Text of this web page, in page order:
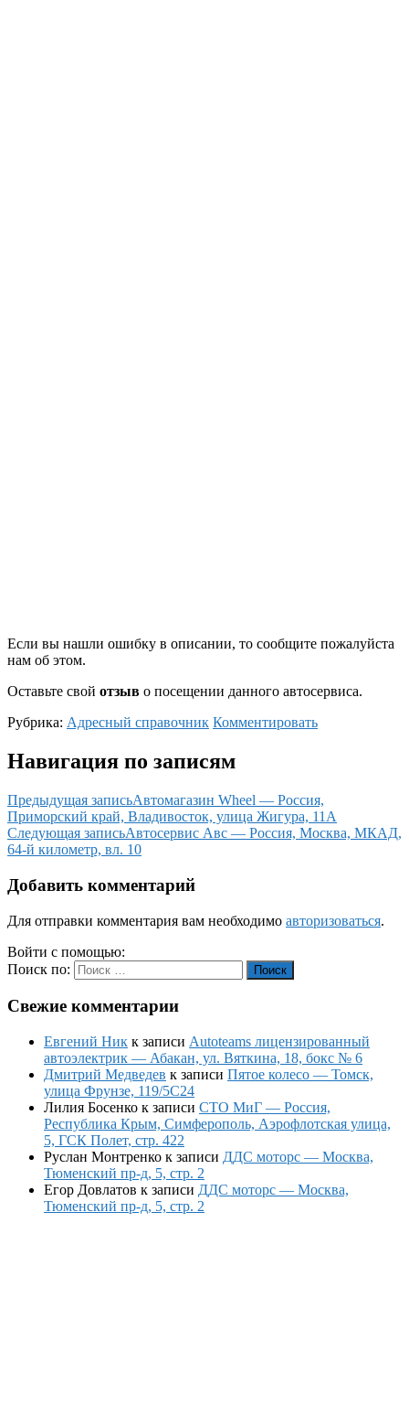
Если вы нашли ошибку в описании, то сообщите пожалуйста
нам об этом.
Оставьте свой отзыв о посещении данного автосервиса.
Рубрика: Адресный справочник Комментировать
Навигация по записям
Предыдущая записьАвтомагазин Wheel — Россия,
Приморский край, Владивосток, улица Жигура, 11А
Следующая записьАвтосервис Авс — Россия, Москва, МКАД,
64-й километр, вл. 10
Добавить комментарий
Для отправки комментария вам необходимо авторизоваться.
Войти с помощью:
Поиск по:
Поиск
Свежие комментарии
Евгений Ник к записи Autoteams лицензированный
автоэлектрик — Абакан, ул. Вяткина, 18, бокс № 6
Дмитрий Медведев к записи Пятое колесо — Томск,
улица Фрунзе, 119/5С24
Лилия Босенко к записи СТО МиГ — Россия,
Республика Крым, Симферополь, Аэрофлотская улица,
5, ГСК Полет, стр. 422
Руслан Монтренко к записи ДДС моторс — Москва,
Тюменский пр-д, 5, стр. 2
Егор Довлатов к записи ДДС моторс — Москва,
Тюменский пр-д, 5, стр. 2